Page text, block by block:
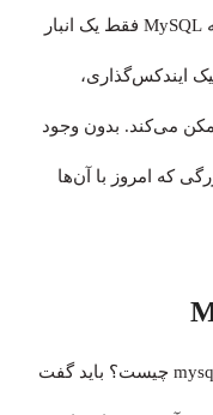
نکته‌ای که باید به آن توجه کنید این است که MySQL فقط یک انبار
ایندکس‌گذاری،
می‌کند. بدون وجود
که امروز با آن‌ها
دلیل وفاداری متخصصان وب به سرویس mysql چیست؟ باید گفت